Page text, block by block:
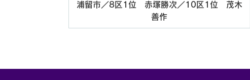
浦留市／8区1位　赤塚勝次／10区1位　茂木
善作